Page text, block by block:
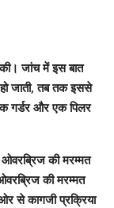
जांच में इस बात
जाती, तब तक इससे
गर्डर और एक पिलर
की मरम्मत
की मरम्मत
से कागजी प्रक्रिया